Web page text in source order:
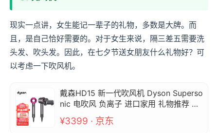
现实一点讲，女生能记一辈子的礼物，多数是大牌。而
且，是自己恰好需要的。对于女生来说，隔三差五需要洗
头发、吹头发。因此，在七夕节送女朋友什么礼物好？可
以考虑一下吹风机。
戴森HD15 新一代吹风机 Dyson Superso
nic 电吹风 负离子 进口家用 礼物推荐 H
D15 紫红色（DYSON）
¥3399 · 京东